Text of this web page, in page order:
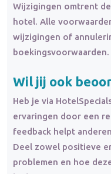
Wijzigingen omtrent
hotel. Alle
wijzigingen of
boekingsvoorwaarden.
Wil jij ook
Heb je via
ervaringen door een
feedback helpt
Deel zowel positieve
problemen en hoe